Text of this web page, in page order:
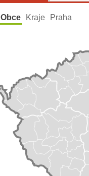
Obce Kraje Praha